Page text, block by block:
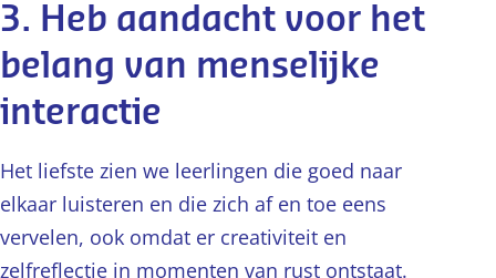
3. Heb aandacht voor het
belang van menselijke
interactie
Het liefste zien we leerlingen die goed naar
elkaar luisteren en die zich af en toe eens
vervelen, ook omdat er creativiteit en
zelfreflectie in momenten van rust ontstaat.